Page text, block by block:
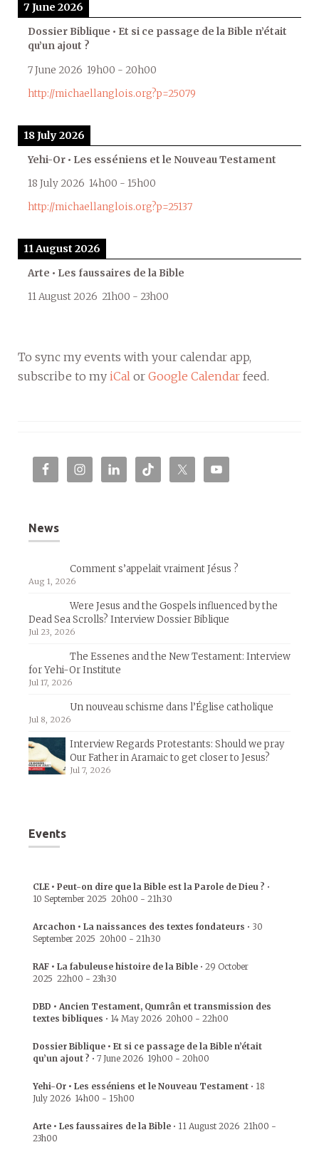
7 June 2026
Dossier Biblique • Et si ce passage de la Bible n’était
qu’un ajout ?
7 June 2026 19h00 - 20h00
http://michaellanglois.org?p=25079
18 July 2026
Yehi-Or • Les esséniens et le Nouveau Testament
18 July 2026 14h00 - 15h00
http://michaellanglois.org?p=25137
11 August 2026
Arte • Les faussaires de la Bible
11 August 2026 21h00 - 23h00
To sync my events with your calendar app,
subscribe to my iCal or Google Calendar feed.
News
Comment s’appelait vraiment Jésus ?
Aug 1, 2026
Were Jesus and the Gospels influenced by the
Dead Sea Scrolls? Interview Dossier Biblique
Jul 23, 2026
The Essenes and the New Testament: Interview
for Yehi-Or Institute
Jul 17, 2026
Un nouveau schisme dans l’Église catholique
Jul 8, 2026
Interview Regards Protestants: Should we pray
Our Father in Aramaic to get closer to Jesus?
Jul 7, 2026
Events
CLE • Peut-on dire que la Bible est la Parole de Dieu ? •
10 September 2025 20h00 - 21h30
Arcachon • La naissances des textes fondateurs • 30
September 2025 20h00 - 21h30
RAF • La fabuleuse histoire de la Bible • 29 October
2025 22h00 - 23h30
DBD • Ancien Testament, Qumrân et transmission des
textes bibliques • 14 May 2026 20h00 - 22h00
Dossier Biblique • Et si ce passage de la Bible n’était
qu’un ajout ? • 7 June 2026 19h00 - 20h00
Yehi-Or • Les esséniens et le Nouveau Testament • 18
July 2026 14h00 - 15h00
Arte • Les faussaires de la Bible • 11 August 2026 21h00 -
23h00